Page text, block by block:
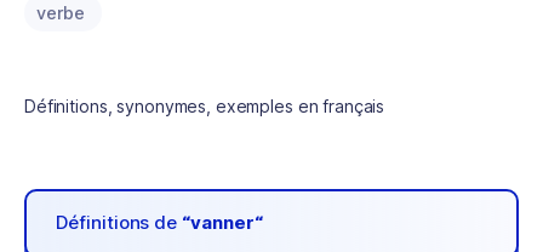
verbe
Définitions, synonymes, exemples en français
Définitions de “vanner“